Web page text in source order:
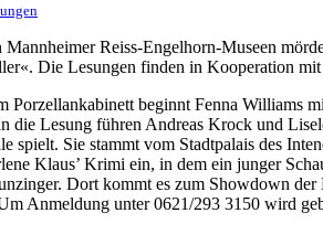
Reiss-Engelhorn-Museen
Die Lesungen finden in Kooperation
Porzellankabinett beginnt Fenna Williams
die Lesung führen Andreas Krock und
spielt. Sie stammt vom Stadtpalais des
Klaus’ Krimi ein, in dem ein junger
Dort kommt es zum Showdown
Anmeldung unter 0621/293 3150 wird